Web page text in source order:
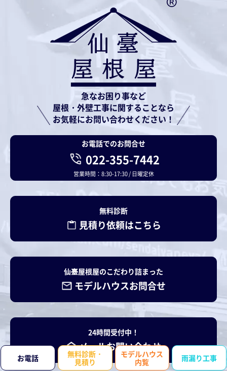
急なお困り事など
屋根・外壁工事に関することなら
お気軽にお問い合わせください！
お電話でのお問合せ
022-355-7442
営業時間：8:30-17:30 / 日曜定休
無料診断
見積り依頼はこちら
仙臺屋根屋のこだわり詰まった
モデルハウスお問合せ
24時間受付中！
メールお問い合わせ
お電話
無料診断・
見積り
モデルハウス
内覧
雨漏り工事